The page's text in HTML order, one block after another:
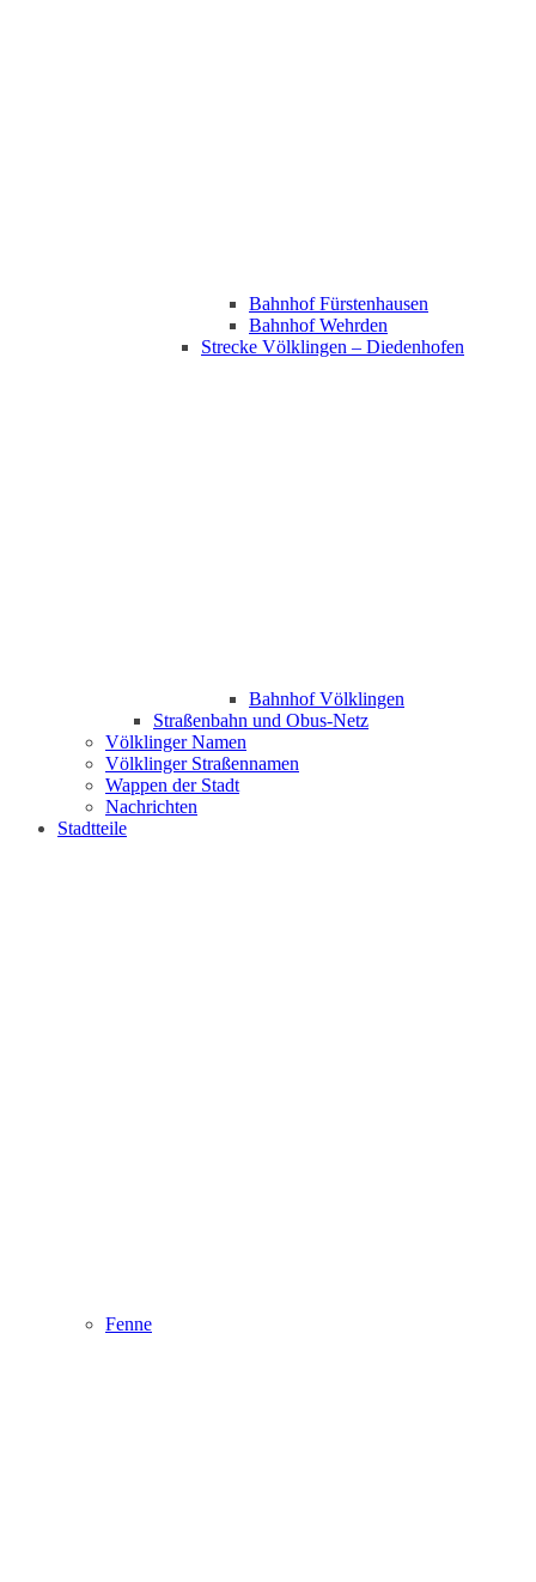
Bahnhof Fürstenhausen
Bahnhof Wehrden
Strecke Völklingen – Diedenhofen
Bahnhof Völklingen
Straßenbahn und Obus-Netz
Völklinger Namen
Völklinger Straßennamen
Wappen der Stadt
Nachrichten
Stadtteile
Fenne